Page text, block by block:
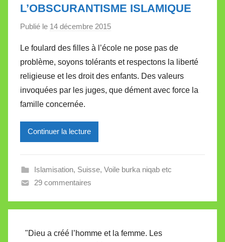
L’OBSCURANTISME ISLAMIQUE
Publié le 14 décembre 2015
r
M
i
r
V
l
Le foulard des filles à l’école ne pose pas de
problème, soyons tolérants et respectons la liberté
religieuse et les droit des enfants. Des valeurs
invoquées par les juges, que dément avec force la
famille concernée.
Continuer la lecture
Islamisation, Suisse, Voile burka niqab etc
29 commentaires
"Dieu a créé l’homme et la femme. Les